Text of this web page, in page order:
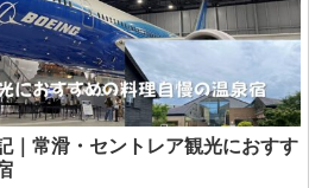
｜常滑・セントレア観光におすす